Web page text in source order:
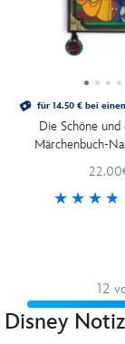
für 14.50 € bei
Die Schöne und
Märchenbuch-
12
Disney